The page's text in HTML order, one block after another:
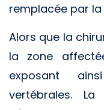
remplacée par
Alors que la
la zone
exposant
vertébrales.